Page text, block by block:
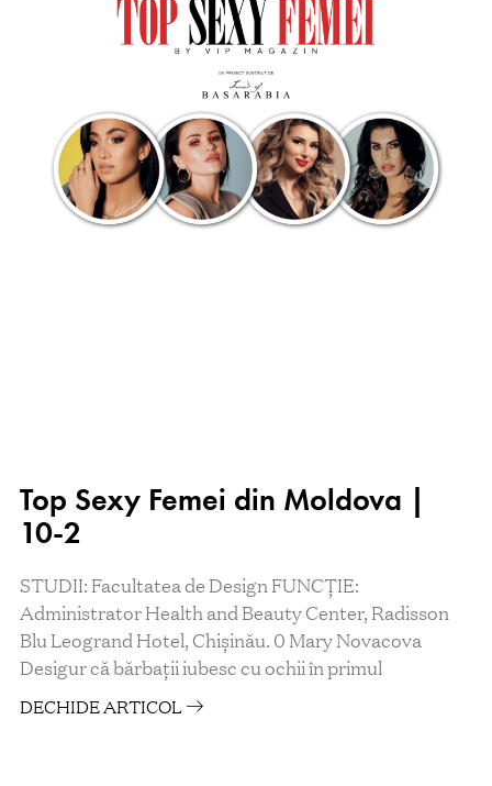
Top Sexy Femei din Moldova |
10-2
STUDII: Facultatea de Design FUNCŢIE:
Administrator Health and Beauty Center, Radisson
Blu Leogrand Hotel, Chișinău. 0 Mary Novacova
Desigur că bărbaţii iubesc cu ochii în primul
DECHIDE ARTICOL